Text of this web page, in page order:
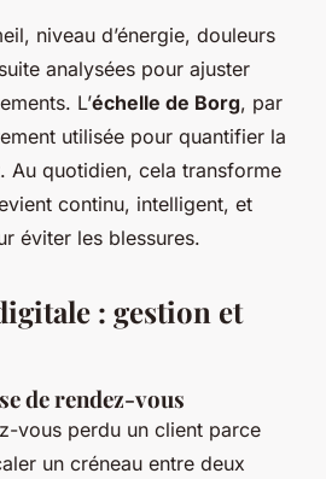
niveau d’énergie, douleurs
analysées pour ajuster
L’échelle de Borg, par
utilisée pour quantifier la
Au quotidien, cela transforme
continu, intelligent, et
éviter les blessures.
: gestion et
de rendez-vous
vous perdu un client parce
un créneau entre deux